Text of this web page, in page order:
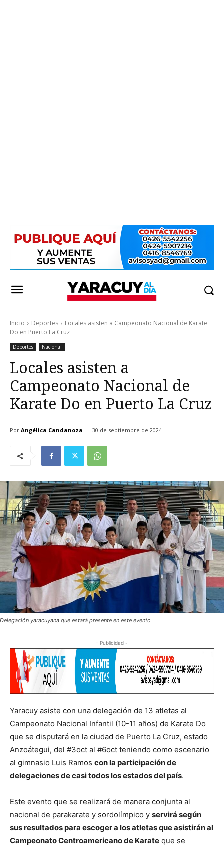
Inicio Deportes
Locales asisten a Campeonato Nacional de Karate
Do en Puerto La Cruz
Deportes Nacional
Locales asisten a
Campeonato Nacional de
Karate Do en Puerto La Cruz
Por Angélica Candanoza 30 de septiembre de 2024
Delegación yaracuyana que estará presente en este evento
- Publicidad -
Yaracuy asiste con una delegación de 13 atletas al
Campeonato Nacional Infantil (10-11 años) de Karate Do
que se disputará en la ciudad de Puerto La Cruz, estado
Anzoátegui, del #3oct al #6oct teniendo como escenario
al gimnasio Luis Ramos con la participación de
delegaciones de casi todos los estados del país.
Este evento que se realizará de manera conjunta al
nacional de parakarate y sordolímpico y servirá según
sus resultados para escoger a los atletas que asistirán al
Campeonato Centroamericano de Karate que se